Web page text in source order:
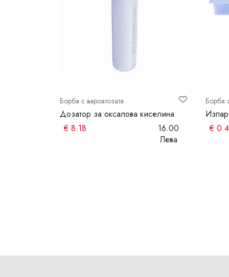
Борба с вароатозата
Дозатор за оксалова киселина
€ 8.18
16.00
Лева
Борба
€